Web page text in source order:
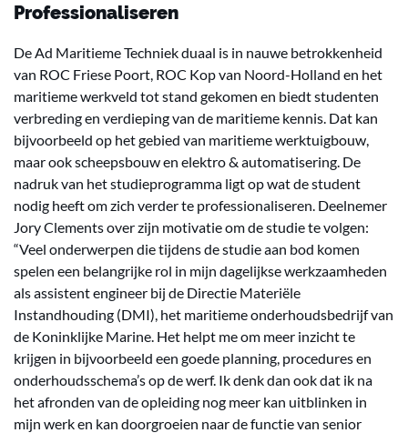
Professionaliseren
De Ad Maritieme Techniek duaal is in nauwe betrokkenheid
van ROC Friese Poort, ROC Kop van Noord-Holland en het
maritieme werkveld tot stand gekomen en biedt studenten
verbreding en verdieping van de maritieme kennis. Dat kan
bijvoorbeeld op het gebied van maritieme werktuigbouw,
maar ook scheepsbouw en elektro & automatisering. De
nadruk van het studieprogramma ligt op wat de student
nodig heeft om zich verder te professionaliseren. Deelnemer
Jory Clements over zijn motivatie om de studie te volgen:
“Veel onderwerpen die tijdens de studie aan bod komen
spelen een belangrijke rol in mijn dagelijkse werkzaamheden
als assistent engineer bij de Directie Materiële
Instandhouding (DMI), het maritieme onderhoudsbedrijf van
de Koninklijke Marine. Het helpt me om meer inzicht te
krijgen in bijvoorbeeld een goede planning, procedures en
onderhoudsschema’s op de werf. Ik denk dan ook dat ik na
het afronden van de opleiding nog meer kan uitblinken in
mijn werk en kan doorgroeien naar de functie van senior